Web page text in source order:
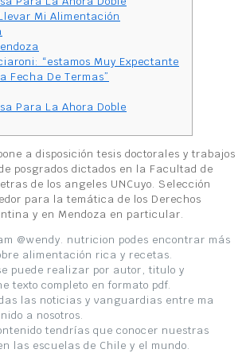
Mi Alimentación
“estamos Muy Expectante
Fecha De Termas”
Para La Ahora Doble
a disposición tesis doctorales y trabajos
posgrados dictados en la Facultad de
de los angeles UNCuyo. Selección
para la temática de los Derechos
y en Mendoza en particular.
@wendy. nutricion podes encontrar más
alimentación rica y recetas.
puede realizar por autor, titulo y
texto completo en formato pdf.
las noticias y vanguardias entre ma
a nosotros.
tendrías que conocer nuestras
las escuelas de Chile y el mundo.